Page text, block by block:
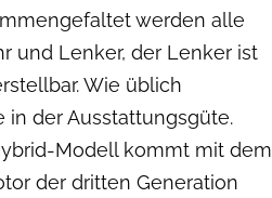
werden alle
und Lenker, der Lenker ist
Wie üblich
der Ausstattungsgüte.
Modell kommt mit dem
der dritten Generation